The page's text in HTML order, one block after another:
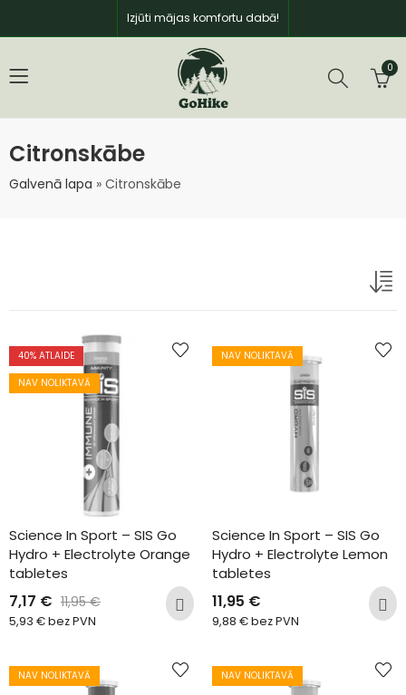
Izjūti mājas komfortu dabā!
0
Citronskābe
Galvenā lapa » Citronskābe
40% ATLAIDE
NAV NOLIKTAVĀ
Science In Sport – SIS Go
Hydro + Electrolyte Orange
tabletes
7,17 € 11,95€
5,93 €bez PVN
NAV NOLIKTAVĀ
Science In Sport – SIS Go
Hydro + Electrolyte Lemon
tabletes
11,95 €
9,88 €bez PVN
NAV NOLIKTAVĀ NAV NOLIKTAVĀ